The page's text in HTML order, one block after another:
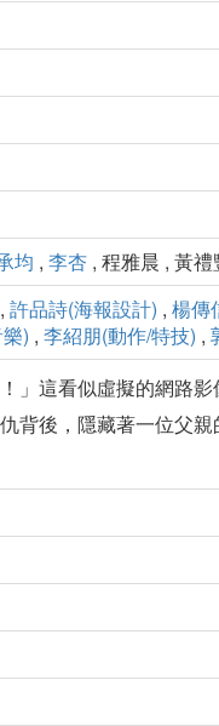
均 , 李杏 , 程雅晨 , 黃
, 許品詩(海報設計) , 楊傳
) , 李紹朋(動作/特技) ,
」這看似虛擬的網路
背後，隱藏著一位父